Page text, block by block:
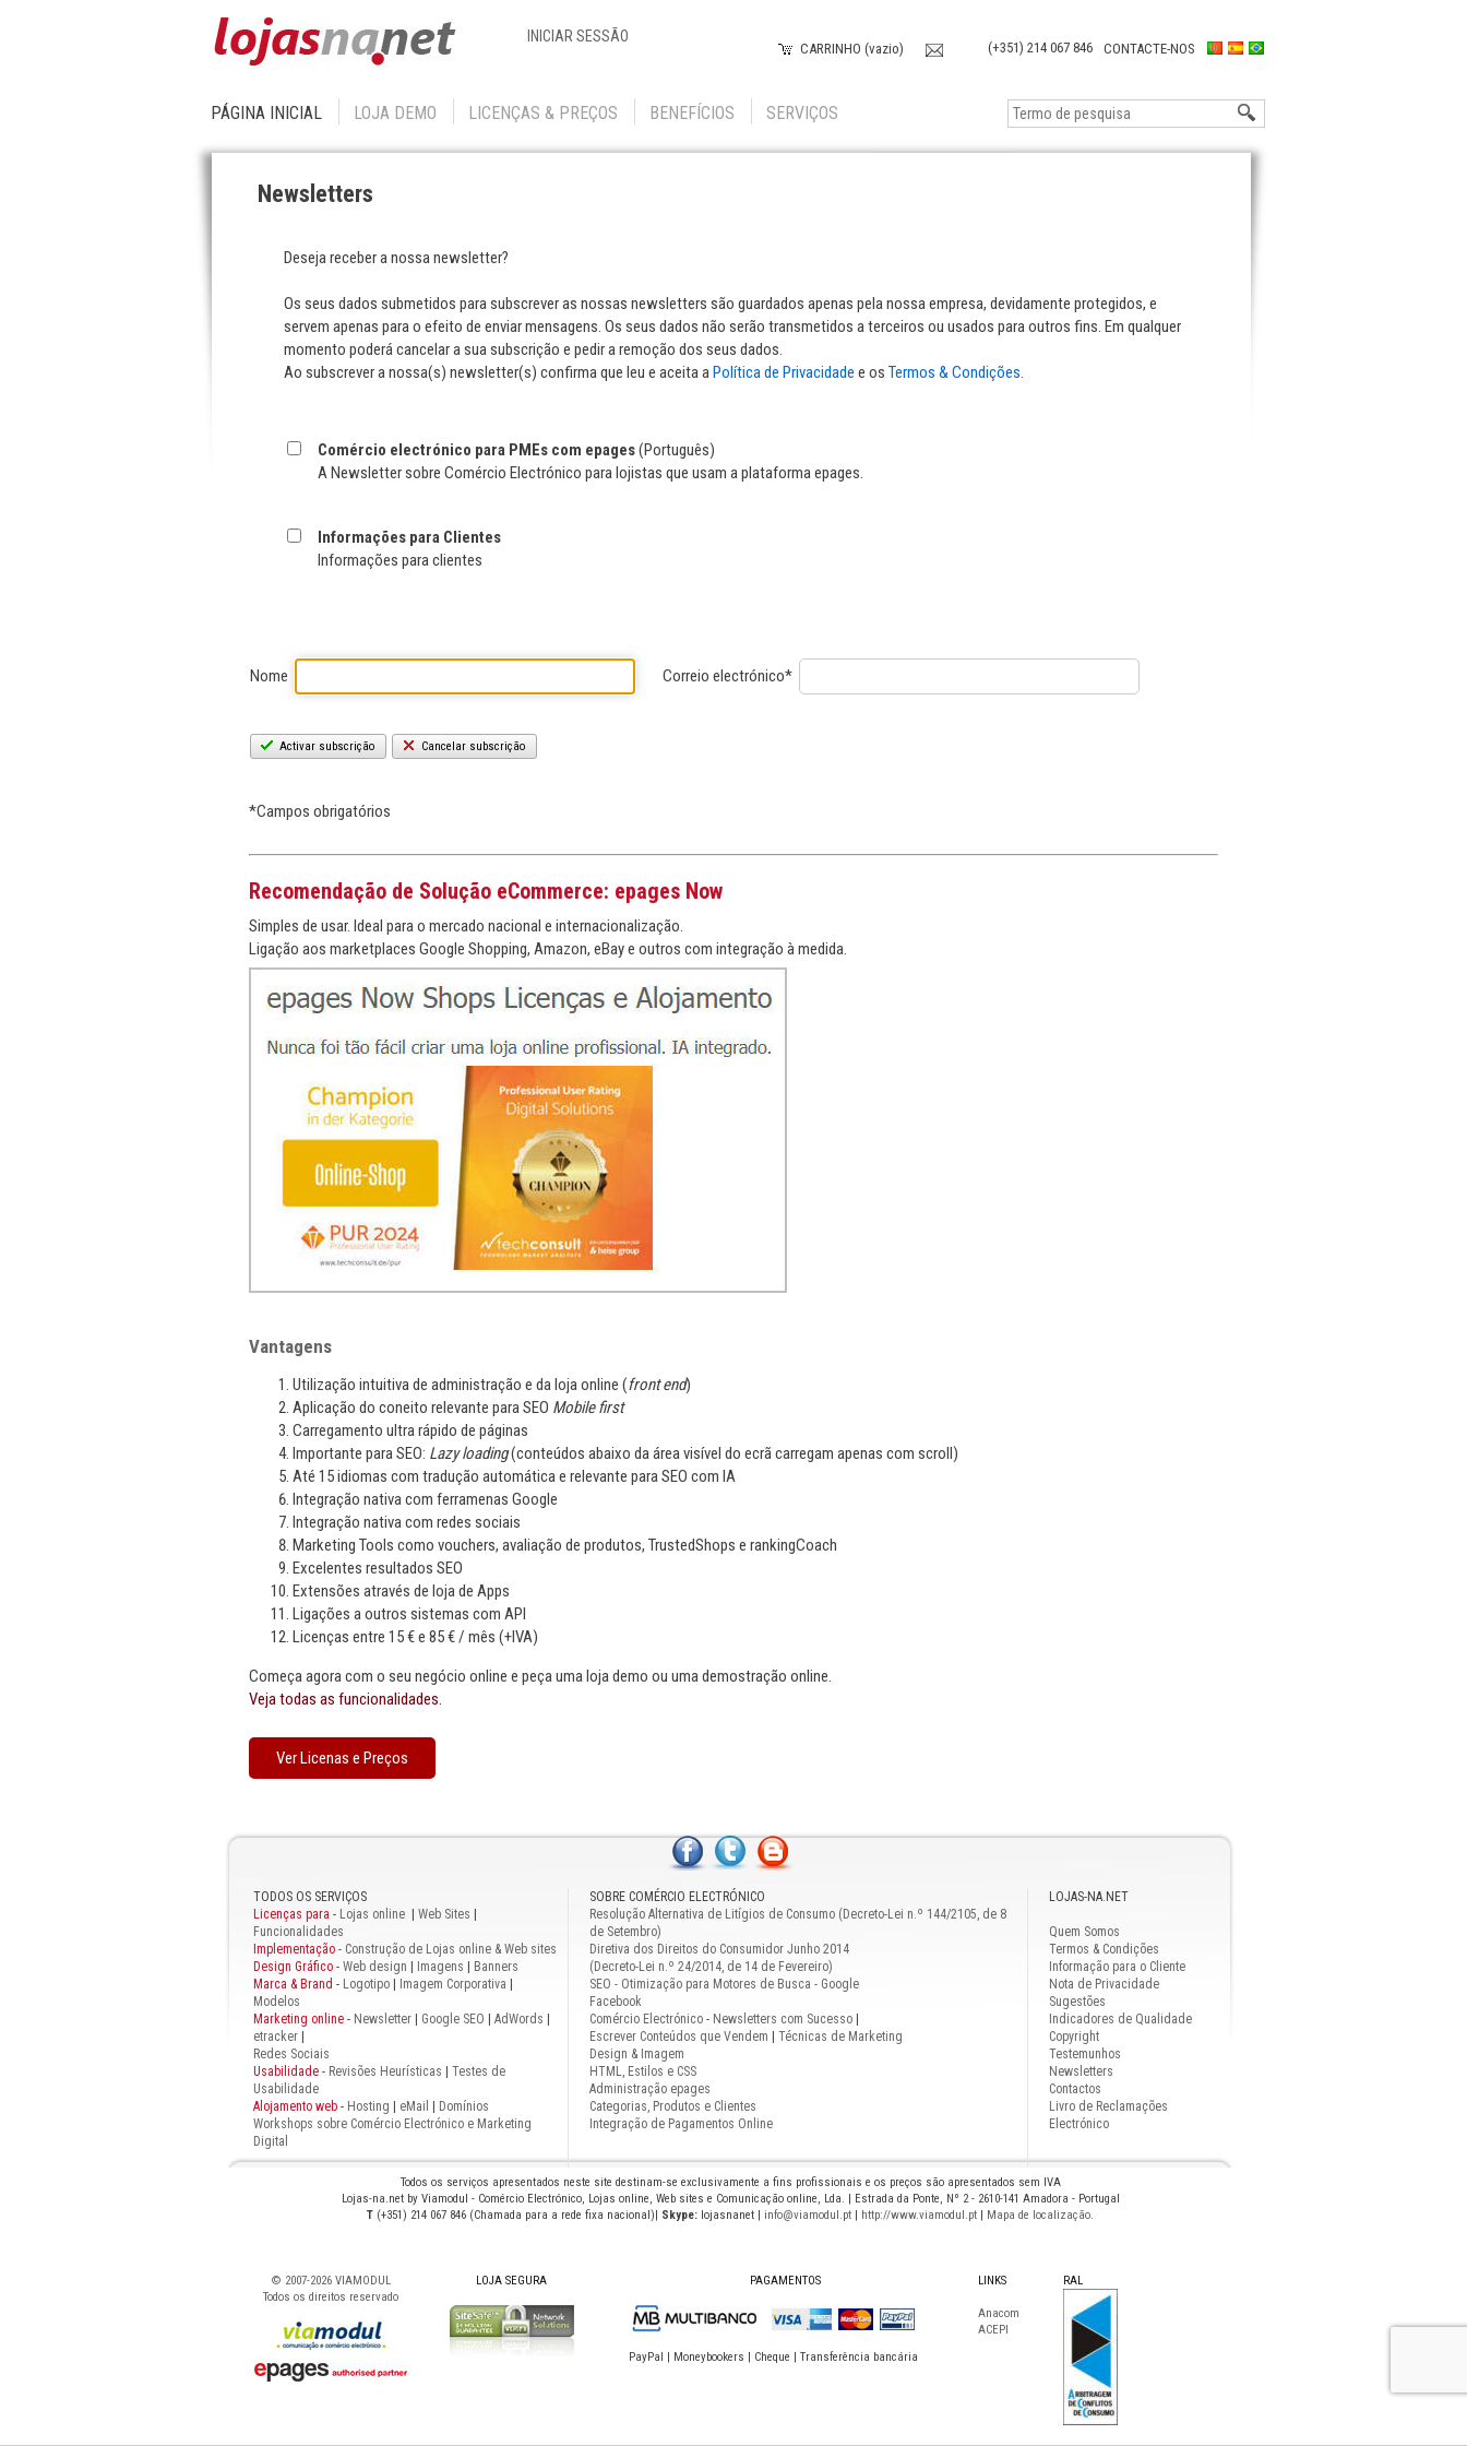
INICIAR SESSÃO
CARRINHO (vazio) (+351) 214 067 846 CONTACTE-NOS
PÁGINA INICIAL LOJA DEMO LICENÇAS & PREÇOS BENEFÍCIOS SERVIÇOS
Newsletters
Deseja receber a nossa newsletter?
Os seus dados submetidos para subscrever as nossas newsletters são guardados apenas pela nossa empresa, devidamente protegidos, e
servem apenas para o efeito de enviar mensagens. Os seus dados não serão transmetidos a terceiros ou usados para outros fins. Em qualquer
momento poderá cancelar a sua subscrição e pedir a remoção dos seus dados.
Ao subscrever a nossa(s) newsletter(s) confirma que leu e aceita aPolítica de Privacidade e osTermos & Condições.
Comércio electrónico para PMEs com epages(Português)
A Newsletter sobre Comércio Electrónico para lojistas que usam a plataforma epages.
Informações para Clientes
Informações para clientes
Nome Correio electrónico*
Activar subscrição Cancelar subscrição
*Campos obrigatórios
Recomendação de Solução eCommerce: epages Now
Simples de usar. Ideal para o mercado nacional e internacionalização.
Ligação aos marketplaces Google Shopping, Amazon, eBay e outros com integração à medida.
Vantagens
Utilização intuitiva de administração e da loja online (front end)
Aplicação do coneito relevante para SEO Mobile first
Carregamento ultra rápido de páginas
Importante para SEO: Lazy loading(conteúdos abaixo da área visível do ecrã carregam apenas com scroll)
Até 15 idiomas com tradução automática e relevante para SEO com IA
Integração nativa com ferramenas Google
Integração nativa com redes sociais
Marketing Tools como vouchers, avaliação de produtos, TrustedShops e rankingCoach
Excelentes resultados SEO
Extensões através de loja de Apps
Ligações a outros sistemas com API
Licenças entre 15 € e 85 € / mês (+IVA)
Começa agora com o seu negócio online e peça uma loja demo ou uma demostração online.
Veja todas as funcionalidades.
Ver Licenas e Preços
TODOS OS SERVIÇOS
Licenças para - Lojas online Web Sites
Funcionalidades
Implementação - Construção de Lojas online & Web sites
Design Gráfico - Web design Imagens
Banners
Marca & Brand - Logotipo Imagem Corporativa
Modelos
Marketing online - Newsletter Google SEO AdWords
etracker
Redes Sociais
Usabilidade - Revisões Heurísticas
Testes de
Usabilidade
Alojamento web - Hosting eMail
Domínios
Workshops sobre Comércio Electrónico e Marketing
Digital
SOBRE COMÉRCIO ELECTRÓNICO
Resolução Alternativa de Litígios de Consumo (Decreto-Lei n.º 144/2105, de 8
de Setembro)
Diretiva dos Direitos do Consumidor Junho 2014
(Decreto-Lei n.º 24/2014, de 14 de Fevereiro)
SEO - Otimização para Motores de Busca - Google
Facebook
Comércio Electrónico - Newsletters com Sucesso
Escrever Conteúdos que Vendem
Técnicas de Marketing
Design & Imagem
HTML, Estilos e CSS
Administração epages
Categorias, Produtos e Clientes
Integração de Pagamentos Online
LOJAS-NA.NET
Quem Somos
Termos & Condições
Informação para o Cliente
Nota de Privacidade
Sugestões
Indicadores de Qualidade
Copyright
Testemunhos
Newsletters
Contactos
Livro de Reclamações
Electrónico
Todos os serviços apresentados neste site destinam-se exclusivamente a fins profissionais e os preços são apresentados sem IVA
Lojas-na.net by Viamodul - Comércio Electrónico, Lojas online, Web sites e Comunicação online, Lda. | Estrada da Ponte, Nº 2 - 2610-141 Amadora - Portugal
T (+351) 214 067 846 (Chamada para a rede fixa nacional)| Skype: lojasnanet | info@viamodul.pt | http://www.viamodul.pt | Mapa de localização.
© 2007-2026 VIAMODUL
Todos os direitos reservado
LOJA SEGURA PAGAMENTOS
PayPal | Moneybookers | Cheque | Transferência bancária
LINKS
Anacom
ACEPI
RAL